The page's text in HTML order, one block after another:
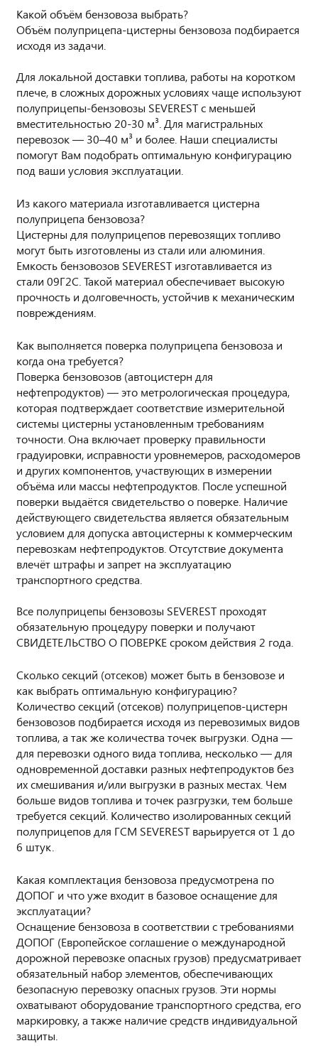
Какой объём бензовоза выбрать?
Объём полуприцепа-цистерны бензовоза подбирается
исходя из задачи.
Для локальной доставки топлива, работы на коротком
плече, в сложных дорожных условиях чаще используют
полуприцепы-бензовозы SEVEREST с меньшей
вместительностью 20-30 м³. Для магистральных
перевозок — 30–40 м³ и более. Наши специалисты
помогут Вам подобрать оптимальную конфигурацию
под ваши условия эксплуатации.
Из какого материала изготавливается цистерна
полуприцепа бензовоза?
Цистерны для полуприцепов перевозящих топливо
могут быть изготовлены из стали или алюминия.
Емкость бензовозов SEVEREST изготавливается из
стали 09Г2С. Такой материал обеспечивает высокую
прочность и долговечность, устойчив к механическим
повреждениям.
Как выполняется поверка полуприцепа бензовоза и
когда она требуется?
Поверка бензовозов (автоцистерн для
нефтепродуктов) — это метрологическая процедура,
которая подтверждает соответствие измерительной
системы цистерны установленным требованиям
точности. Она включает проверку правильности
градуировки, исправности уровнемеров, расходомеров
и других компонентов, участвующих в измерении
объёма или массы нефтепродуктов. После успешной
поверки выдаётся свидетельство о поверке. Наличие
действующего свидетельства является обязательным
условием для допуска автоцистерны к коммерческим
перевозкам нефтепродуктов. Отсутствие документа
влечёт штрафы и запрет на эксплуатацию
транспортного средства.
Все полуприцепы бензовозы SEVEREST проходят
обязательную процедуру поверки и получают
СВИДЕТЕЛЬСТВО О ПОВЕРКЕ сроком действия 2 года.
Сколько секций (отсеков) может быть в бензовозе и
как выбрать оптимальную конфигурацию?
Количество секций (отсеков) полуприцепов-цистерн
бензовозов подбирается исходя из перевозимых видов
топлива, а так же количества точек выгрузки. Одна —
для перевозки одного вида топлива, несколько — для
одновременной доставки разных нефтепродуктов без
их смешивания и/или выгрузки в разных местах. Чем
больше видов топлива и точек разгрузки, тем больше
требуется секций. Количество изолированных секций
полуприцепов для ГСМ SEVEREST варьируется от 1 до
6 штук.
Какая комплектация бензовоза предусмотрена по
ДОПОГ и что уже входит в базовое оснащение для
эксплуатации?
Оснащение бензовоза в соответствии с требованиями
ДОПОГ (Европейское соглашение о международной
дорожной перевозке опасных грузов) предусматривает
обязательный набор элементов, обеспечивающих
безопасную перевозку опасных грузов. Эти нормы
охватывают оборудование транспортного средства, его
маркировку, а также наличие средств индивидуальной
защиты.